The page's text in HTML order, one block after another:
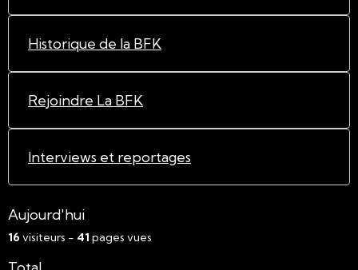
Historique de la BFK
Rejoindre La BFK
Interviews et reportages
Aujourd'hui
16 visiteurs - 41 pages vues